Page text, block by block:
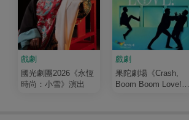
戲劇
國光劇團2026《永恆
時尚：小雪》演出
戲劇
果陀劇場《Crash,
Boom Boom Love!》